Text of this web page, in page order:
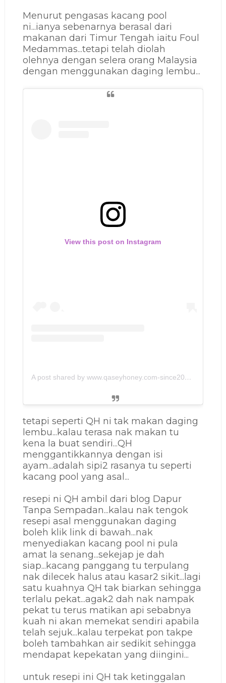
Menurut pengasas kacang pool
ni...ianya sebenarnya berasal dari
makanan dari Timur Tengah iaitu Foul
Medammas...tetapi telah diolah
olehnya dengan selera orang Malaysia
dengan menggunakan daging lembu...
View this post on Instagram
A post shared by www.qaseyhoney.com-since2011🇲🇾 (@qaseyhoney)
tetapi seperti QH ni tak makan daging
lembu...kalau terasa nak makan tu
kena la buat sendiri...QH
menggantikkannya dengan isi
ayam...adalah sipi2 rasanya tu seperti
kacang pool yang asal...
resepi ni QH ambil dari blog Dapur
Tanpa Sempadan...kalau nak tengok
resepi asal menggunakan daging
boleh klik link di bawah...nak
menyediakan kacang pool ni pula
amat la senang...sekejap je dah
siap...kacang panggang tu terpulang
nak dilecek halus atau kasar2 sikit...lagi
satu kuahnya QH tak biarkan sehingga
terlalu pekat...agak2 dah nak nampak
pekat tu terus matikan api sebabnya
kuah ni akan memekat sendiri apabila
telah sejuk...kalau terpekat pon takpe
boleh tambahkan air sedikit sehingga
mendapat kepekatan yang diingini...
untuk resepi ini QH tak ketinggalan